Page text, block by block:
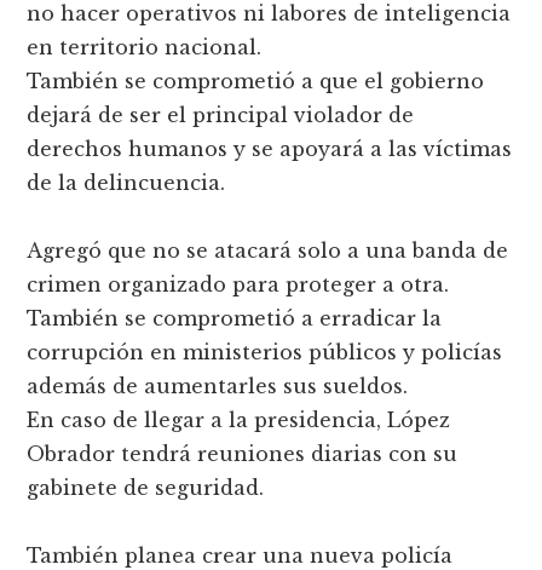
no hacer operativos ni labores de inteligencia
en territorio nacional.
También se comprometió a que el gobierno
dejará de ser el principal violador de
derechos humanos y se apoyará a las víctimas
de la delincuencia.
Agregó que no se atacará solo a una banda de
crimen organizado para proteger a otra.
También se comprometió a erradicar la
corrupción en ministerios públicos y policías
además de aumentarles sus sueldos.
En caso de llegar a la presidencia, López
Obrador tendrá reuniones diarias con su
gabinete de seguridad.
También planea crear una nueva policía